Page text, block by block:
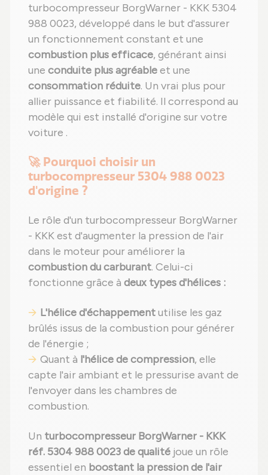
turbocompresseur BorgWarner - KKK 5304
988 0023, développé dans le but d'assurer
un fonctionnement constant et une
combustion plus efficace, générant ainsi
une conduite plus agréableet une
consommation réduite. Un vrai plus pour
allier puissance et fiabilité. Il correspond au
modèle qui est installé d'origine sur votre
voiture .
🚀 Pourquoi choisir un
turbocompresseur 5304 988 0023
d'origine ?
Le rôle d'un turbocompresseur BorgWarner
- KKK est d'augmenter la pression de l'air
dans le moteur pour améliorer la
combustion du carburant. Celui-ci
fonctionne grâce à deux types d'hélices :
L'hélice d'échappementutilise les gaz
brûlés issus de la combustion pour générer
de l'énergie ;
Quant à l'hélice de compression, elle
capte l'air ambiant et le pressurise avant de
l'envoyer dans les chambres de
combustion.
Un turbocompresseur BorgWarner - KKK
réf. 5304 988 0023 de qualité joue un rôle
essentiel en boostant la pression de l'air